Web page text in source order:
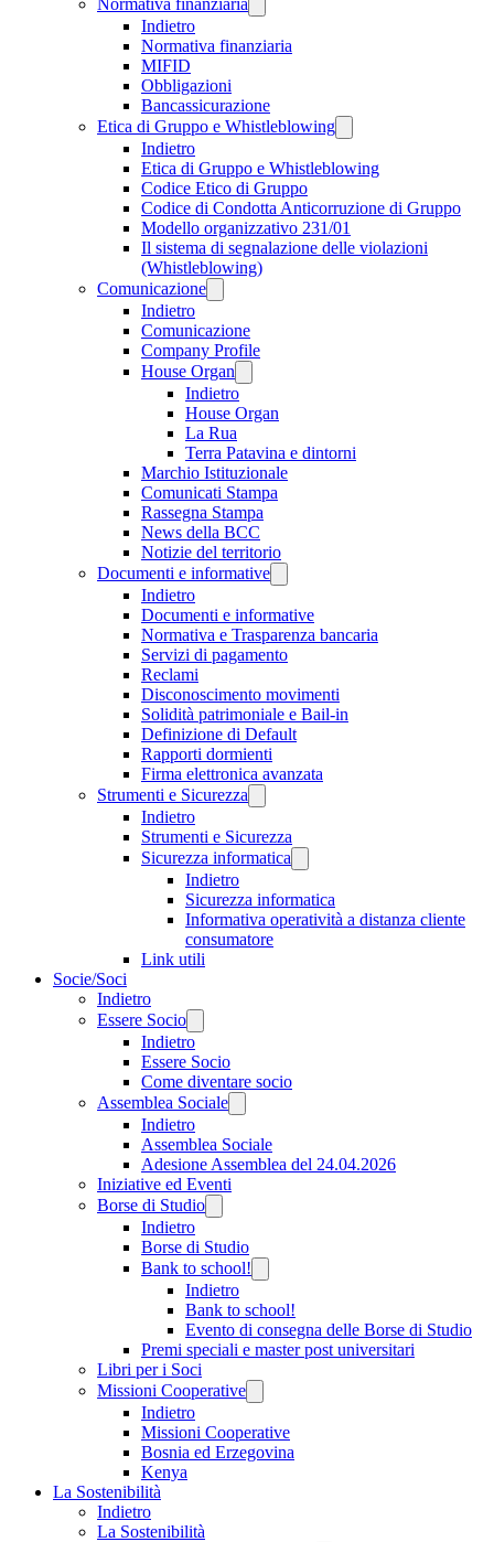
Normativa finanziaria
Indietro
Normativa finanziaria
MIFID
Obbligazioni
Bancassicurazione
Etica di Gruppo e Whistleblowing
Indietro
Etica di Gruppo e Whistleblowing
Codice Etico di Gruppo
Codice di Condotta Anticorruzione di Gruppo
Modello organizzativo 231/01
Il sistema di segnalazione delle violazioni
(Whistleblowing)
Comunicazione
Indietro
Comunicazione
Company Profile
House Organ
Indietro
House Organ
La Rua
Terra Patavina e dintorni
Marchio Istituzionale
Comunicati Stampa
Rassegna Stampa
News della BCC
Notizie del territorio
Documenti e informative
Indietro
Documenti e informative
Normativa e Trasparenza bancaria
Servizi di pagamento
Reclami
Disconoscimento movimenti
Solidità patrimoniale e Bail-in
Definizione di Default
Rapporti dormienti
Firma elettronica avanzata
Strumenti e Sicurezza
Indietro
Strumenti e Sicurezza
Sicurezza informatica
Indietro
Sicurezza informatica
Informativa operatività a distanza cliente
consumatore
Link utili
Socie/Soci
Indietro
Essere Socio
Indietro
Essere Socio
Come diventare socio
Assemblea Sociale
Indietro
Assemblea Sociale
Adesione Assemblea del 24.04.2026
Iniziative ed Eventi
Borse di Studio
Indietro
Borse di Studio
Bank to school!
Indietro
Bank to school!
Evento di consegna delle Borse di Studio
Premi speciali e master post universitari
Libri per i Soci
Missioni Cooperative
Indietro
Missioni Cooperative
Bosnia ed Erzegovina
Kenya
La Sostenibilità
Indietro
La Sostenibilità